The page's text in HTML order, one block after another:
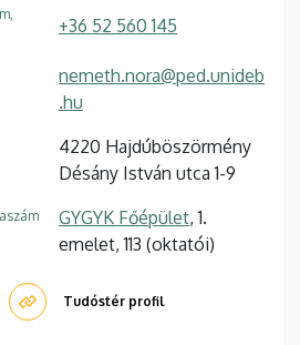
+36 52 560 145
nemeth.nora@ped.unideb
.hu
4220 Hajdúböszörmény
Désány István utca 1-9
GYGYK Főépület, 1.
emelet, 113 (oktatói)
Tudóstér profil